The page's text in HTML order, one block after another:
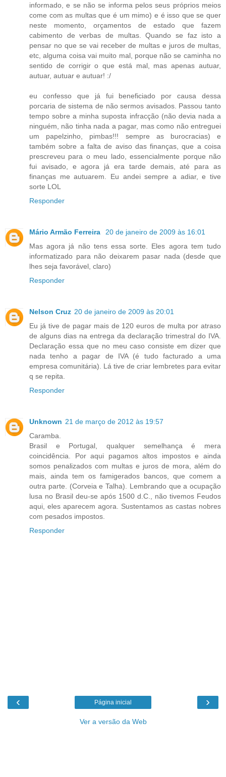
informado, e se não se informa pelos seus próprios meios
come com as multas que é um mimo) e é isso que se quer
neste momento, orçamentos de estado que fazem
cabimento de verbas de multas. Quando se faz isto a
pensar no que se vai receber de multas e juros de multas,
etc, alguma coisa vai muito mal, porque não se caminha no
sentido de corrigir o que está mal, mas apenas autuar,
autuar, autuar e autuar! :/
eu confesso que já fui beneficiado por causa dessa
porcaria de sistema de não sermos avisados. Passou tanto
tempo sobre a minha suposta infracção (não devia nada a
ninguém, não tinha nada a pagar, mas como não entreguei
um papelzinho, pimbas!!! sempre as burocracias) e
também sobre a falta de aviso das finanças, que a coisa
prescreveu para o meu lado, essencialmente porque não
fui avisado, e agora já era tarde demais, até para as
finanças me autuarem. Eu andei sempre a adiar, e tive
sorte LOL
Responder
Mário Armão Ferreira
20 de janeiro de 2009 às 16:01
Mas agora já não tens essa sorte. Eles agora tem tudo
informatizado para não deixarem pasar nada (desde que
lhes seja favorável, claro)
Responder
Nelson Cruz 20 de janeiro de 2009 às 20:01
Eu já tive de pagar mais de 120 euros de multa por atraso
de alguns dias na entrega da declaração trimestral do IVA.
Declaração essa que no meu caso consiste em dizer que
nada tenho a pagar de IVA (é tudo facturado a uma
empresa comunitária). Lá tive de criar lembretes para evitar
q se repita.
Responder
Unknown 21 de março de 2012 às 19:57
Caramba.
Brasil e Portugal, qualquer semelhança é mera
coincidência. Por aqui pagamos altos impostos e ainda
somos penalizados com multas e juros de mora, além do
mais, ainda tem os famigerados bancos, que comem a
outra parte. (Corveia e Talha). Lembrando que a ocupação
lusa no Brasil deu-se após 1500 d.C., não tivemos Feudos
aqui, eles aparecem agora. Sustentamos as castas nobres
com pesados impostos.
Responder
‹ ›
Página inicial
Ver a versão da Web